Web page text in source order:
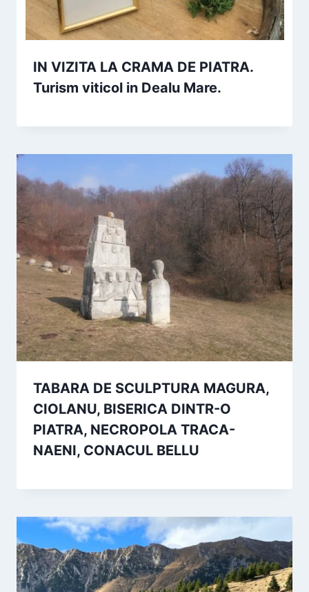
IN VIZITA LA CRAMA DE PIATRA.
Turism viticol in Dealu Mare.
TABARA DE SCULPTURA MAGURA,
CIOLANU, BISERICA DINTR-O
PIATRA, NECROPOLA TRACA-
NAENI, CONACUL BELLU